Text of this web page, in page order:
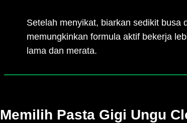
Setelah menyikat, biarkan sedikit busa
memungkinkan formula aktif bekerja
lama dan merata.
Memilih Pasta Gigi Ungu